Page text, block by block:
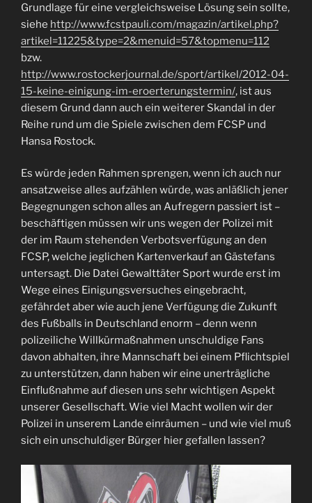
Grundlage für eine vergleichsweise Lösung sein sollte,
siehe http://www.fcstpauli.com/magazin/artikel.php?
artikel=11225&type=2&menuid=57&topmenu=112
bzw.
http://www.rostockerjournal.de/sport/artikel/2012-04-
15-keine-einigung-im-eroerterungstermin/, ist aus
diesem Grund dann auch ein weiterer Skandal in der
Reihe rund um die Spiele zwischen dem FCSP und
Hansa Rostock.
Es würde jeden Rahmen sprengen, wenn ich auch nur
ansatzweise alles aufzählen würde, was anläßlich jener
Begegnungen schon alles an Aufregern passiert ist –
beschäftigen müssen wir uns wegen der Polizei mit
der im Raum stehenden Verbotsverfügung an den
FCSP, welche jeglichen Kartenverkauf an Gästefans
untersagt. Die Datei Gewalttäter Sport wurde erst im
Wege eines Einigungsversuches eingebracht,
gefährdet aber wie auch jene Verfügung die Zukunft
des Fußballs in Deutschland enorm – denn wenn
polizeiliche Willkürmaßnahmen unschuldige Fans
davon abhalten, ihre Mannschaft bei einem Pflichtspiel
zu unterstützen, dann haben wir eine unerträgliche
Einflußnahme auf diesen uns sehr wichtigen Aspekt
unserer Gesellschaft. Wie viel Macht wollen wir der
Polizei in unserem Lande einräumen – und wie viel muß
sich ein unschuldiger Bürger hier gefallen lassen?